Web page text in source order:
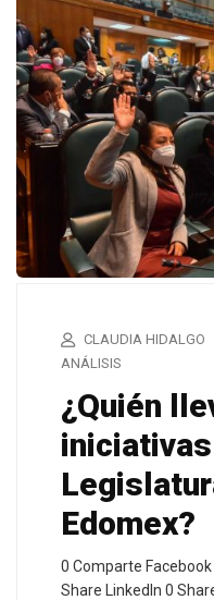
CLAUDIA HIDALGO
ANÁLISIS
¿Quién
Edomex?
0 Comparte
Share LinkedIn 0